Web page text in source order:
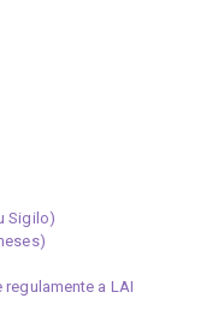
Sigilo)
a LAI